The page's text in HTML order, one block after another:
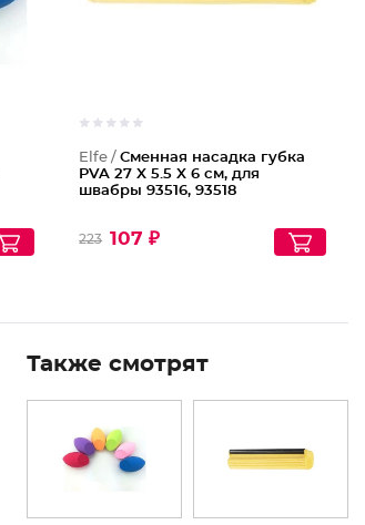
Elfe /Сменная насадка губка
PVA 27 X 5.5 X 6 см, для
швабры 93516, 93518
223 107 ₽
Также смотрят